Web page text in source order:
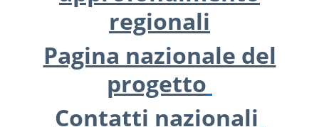
regionali
Pagina nazionale del
progetto
Contatti nazionali